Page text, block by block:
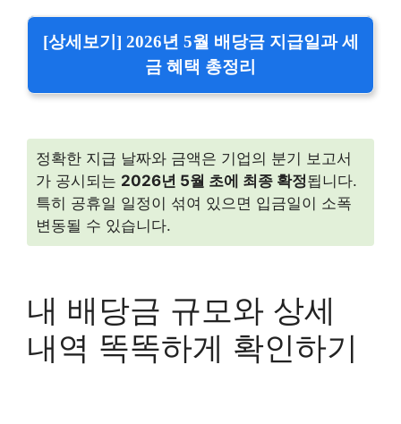
[상세보기] 2026년 5월 배당금 지급일과 세
금 혜택 총정리
정확한 지급 날짜와 금액은 기업의 분기 보고서
가 공시되는 2026년 5월 초에 최종 확정됩니다.
특히 공휴일 일정이 섞여 있으면 입금일이 소폭
변동될 수 있습니다.
내 배당금 규모와 상세
내역 똑똑하게 확인하기